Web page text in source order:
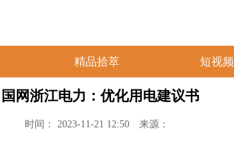
精品拾萃 短视频
国网浙江电力：优化用电建议书
时间： 2023-11-21 12:50 来源：